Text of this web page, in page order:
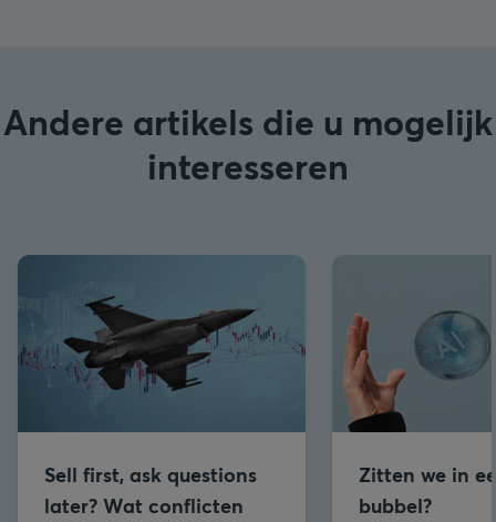
Andere artikels die u mogelijk
interesseren
Sell first, ask questions
later? Wat conflicten
Zitten we in
bubbel?